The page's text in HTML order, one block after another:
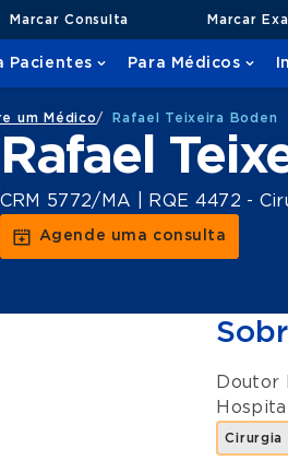
Marcar Consulta Marcar
Pacientes Para Médicos
um Médico/ Rafael Teixeira Boden
Rafael
CRM 5772/MA | RQE 4472 -
Agende uma consulta
Doutor
Hospital
Cirurgia